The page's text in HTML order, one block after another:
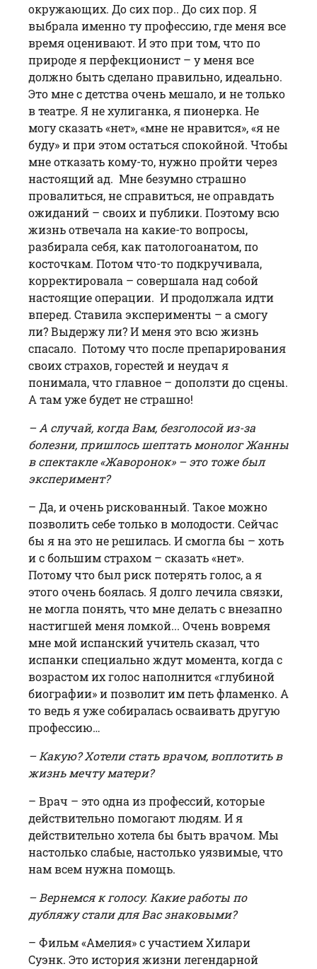
окружающих. До сих пор.. До сих пор. Я
выбрала именно ту профессию, где меня все
время оценивают. И это при том, что по
природе я перфекционист – у меня все
должно быть сделано правильно, идеально.
Это мне с детства очень мешало, и не только
в театре. Я не хулиганка, я пионерка. Не
могу сказать «нет», «мне не нравится», «я не
буду» и при этом остаться спокойной. Чтобы
мне отказать кому-то, нужно пройти через
настоящий ад. Мне безумно страшно
провалиться, не справиться, не оправдать
ожиданий – своих и публики. Поэтому всю
жизнь отвечала на какие-то вопросы,
разбирала себя, как патологоанатом, по
косточкам. Потом что-то подкручивала,
корректировала – совершала над собой
настоящие операции. И продолжала идти
вперед. Ставила эксперименты – а смогу
ли? Выдержу ли? И меня это всю жизнь
спасало. Потому что после препарирования
своих страхов, горестей и неудач я
понимала, что главное – доползти до сцены.
А там уже будет не страшно!
– А случай, когда Вам, безголосой из-за
болезни, пришлось шептать монолог Жанны
в спектакле «Жаворонок» – это тоже был
эксперимент?
– Да, и очень рискованный. Такое можно
позволить себе только в молодости. Сейчас
бы я на это не решилась. И смогла бы – хоть
и с большим страхом – сказать «нет».
Потому что был риск потерять голос, а я
этого очень боялась. Я долго лечила связки,
не могла понять, что мне делать с внезапно
настигшей меня ломкой... Очень вовремя
мне мой испанский учитель сказал, что
испанки специально ждут момента, когда с
возрастом их голос наполнится «глубиной
биографии» и позволит им петь фламенко. А
то ведь я уже собиралась осваивать другую
профессию…
– Какую? Хотели стать врачом, воплотить в
жизнь мечту матери?
– Врач – это одна из профессий, которые
действительно помогают людям. И я
действительно хотела бы быть врачом. Мы
настолько слабые, настолько уязвимые, что
нам всем нужна помощь.
– Вернемся к голосу. Какие работы по
дубляжу стали для Вас знаковыми?
– Фильм «Амелия» с участием Хилари
Суэнк. Это история жизни легендарной